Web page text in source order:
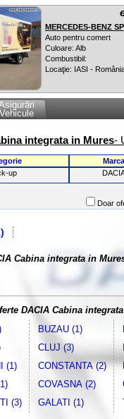
MERCEDES-BENZ
Auto pentru comert
Culoare: Alb
Combustibil:
Locaţie: IASI -
Vehicule
integrata in Mures-
Marca
up
Doar
Cabina integrata in
DACIA Cabina integrata
(1)
(3)
BUZAU (1)
CLUJ (3)
CONSTANTA (2)
COVASNA (2)
GALATI (1)